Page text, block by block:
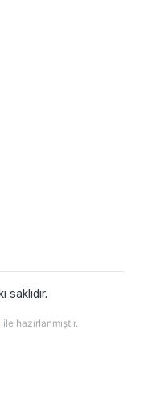
saklıdır.
ile hazırlanmıştır.